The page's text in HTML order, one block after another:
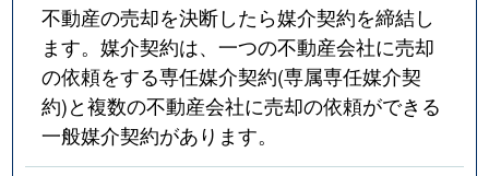
不動産の売却を決断したら媒介契約を締結し
ます。媒介契約は、一つの不動産会社に売却
の依頼をする専任媒介契約(専属専任媒介契
約)と複数の不動産会社に売却の依頼ができる
一般媒介契約があります。